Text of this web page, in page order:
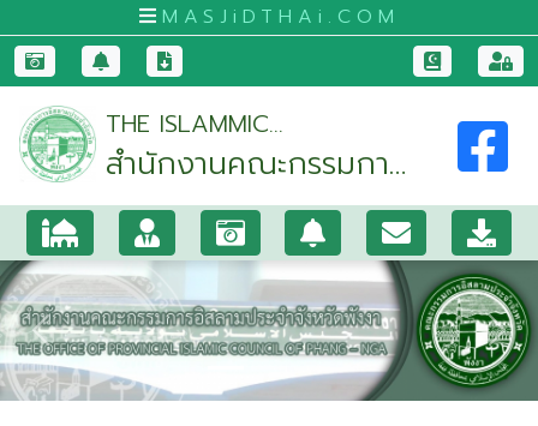
MASJiDTHAi.COM
หน้า
หลัก
มัสยิด
และ
สัป
ปุ
รุษ
กระบี่
กรุงเทพมหานคร
THE ISLAMMIC
COMMITTEE OF PHANG-
NGA
สำนักงานคณะกรรมการ
อิสลามประจำจังหวัด
พังงา
Previous Next